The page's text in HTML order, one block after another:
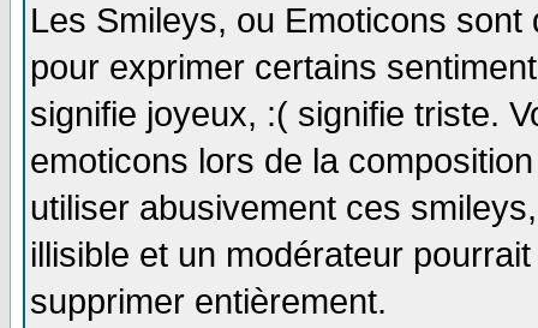
Les Smileys, ou Emoticons
pour exprimer certains
signifie joyeux, :( signifie triste.
emoticons lors de la
utiliser abusivement ces
illisible et un modérateur
supprimer entièrement.